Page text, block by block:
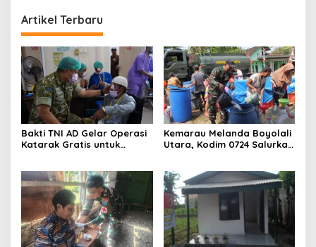
Artikel Terbaru
Bakti TNI AD Gelar Operasi
Katarak Gratis untuk
Kemarau Melanda Boyolali
Utara, Kodim 0724 Salurkan